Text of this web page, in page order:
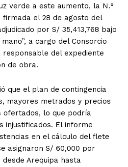
verde a este aumento, la N.°
firmada el 28 de agosto del
por S/ 35,413,768 bajo
a cargo del Consorcio
responsable del expediente
de obra.
que el plan de contingencia
mayores metrados y precios
ofertados, lo que podría
injustificados. El informe
en el cálculo del flete
asignaron S/ 60,000 por
Arequipa hasta